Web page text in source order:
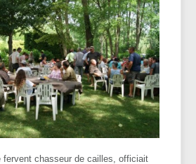
fervent chasseur de cailles, officiait